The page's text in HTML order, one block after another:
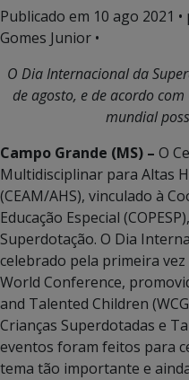
Publicado em 10 ago 2021
Gomes Junior •
O Dia Internacional da
de agosto, e de acordo
mundial
Campo Grande (MS) – O
Multidisciplinar para Altas
(CEAM/AHS), vinculado à
Educação Especial
Superdotação. O Dia
celebrado pela primeira
World Conference,
and Talented Children
Crianças Superdotadas e
eventos foram feitos para
tema tão importante e